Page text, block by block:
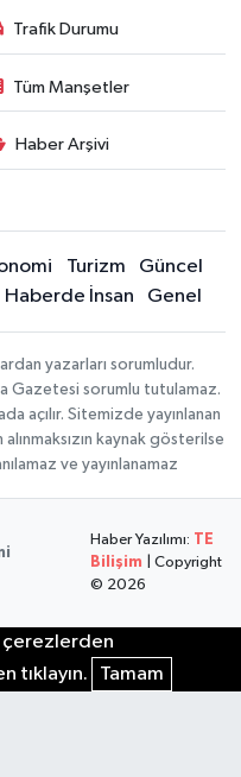
Trafik Durumu
Tüm Manşetler
Haber Arşivi
Turizm
Güncel
Haberde İnsan Genel
yazarları sorumludur.
Gazetesi sorumlu tutulamaz.
açılır. Sitemizde yayınlanan
kaynak gösterilse
ve yayınlanamaz
Haber Yazılımı:
TE
Bilişim | Copyright
© 2026
çerezlerden
tıklayın.
Tamam